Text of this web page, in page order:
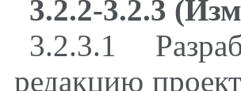
3.2.2-3.2.3
3.2.3.1
редакцию